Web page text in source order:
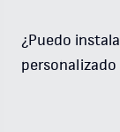
¿Puedo
personalizado